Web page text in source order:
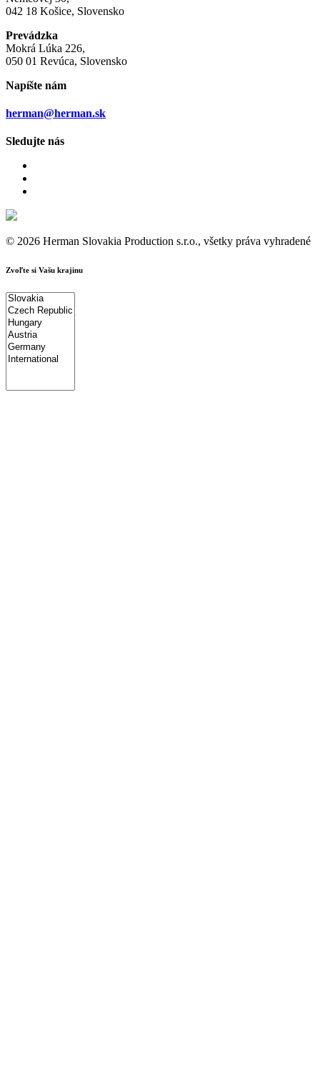
042 18 Košice, Slovensko
Prevádzka
Mokrá Lúka 226,
050 01 Revúca, Slovensko
Napíšte nám
herman@herman.sk
Sledujte nás
© 2026 Herman Slovakia Production s.r.o., všetky práva vyhradené
Zvoľte si Vašu krajinu